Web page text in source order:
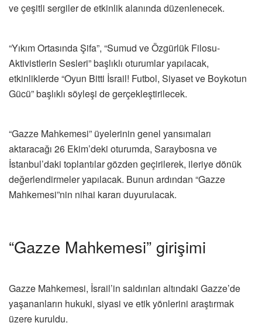
ve çeşitli sergiler de etkinlik alanında düzenlenecek.
“Yıkım Ortasında Şifa”, “Sumud ve Özgürlük Filosu-
Aktivistlerin Sesleri” başlıklı oturumlar yapılacak,
etkinliklerde “Oyun Bitti İsrail! Futbol, Siyaset ve Boykotun
Gücü” başlıklı söyleşi de gerçekleştirilecek.
“Gazze Mahkemesi” üyelerinin genel yansımaları
aktaracağı 26 Ekim’deki oturumda, Saraybosna ve
İstanbul’daki toplantılar gözden geçirilerek, ileriye dönük
değerlendirmeler yapılacak. Bunun ardından “Gazze
Mahkemesi”nin nihai kararı duyurulacak.
“Gazze Mahkemesi” girişimi
Gazze Mahkemesi, İsrail’in saldırıları altındaki Gazze’de
yaşananların hukuki, siyasi ve etik yönlerini araştırmak
üzere kuruldu.